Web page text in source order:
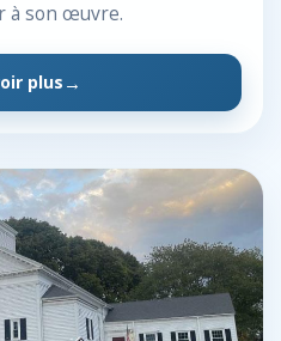
à son œuvre.
plus